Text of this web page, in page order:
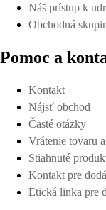
Náš prístup k
Obchodná
Pomoc a
Kontakt
Nájsť obchod
Časté otázky
Vrátenie tovaru
Stiahnuté
Kontakt pre
Etická linka pre